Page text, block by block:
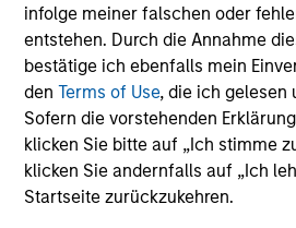
infolge meiner falschen oder
entstehen. Durch die Annahme
bestätige ich ebenfalls mein
denTerms of Use, die ich gelesen
Sofern die vorstehenden
klicken Sie bitte auf „Ich stimme
klicken Sie andernfalls auf „Ich
Startseite zurückzukehren.
USA